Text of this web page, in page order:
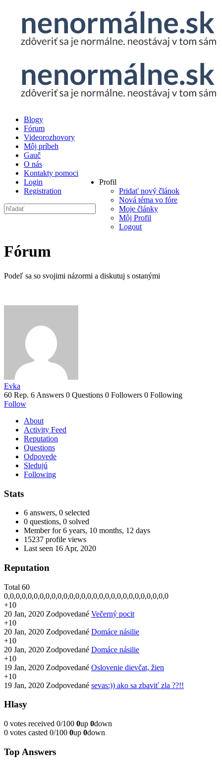
Blogy
Fórum
Videorozhovory
Môj príbeh
Gauč
O nás
Kontakty pomoci
Profil
Pridať nový článok
Nová téma vo fóre
Moje články
Môj Profil
Logout
Login
Registration
Fórum
Podeľ sa so svojimi názormi a diskutuj s ostanými
Evka
60 Rep. 6 Answers 0 Questions 0 Followers 0 Following
Follow
About
Activity Feed
Reputation
Questions
Odpovede
Sledujú
Following
Stats
6 answers, 0 selected
0 questions, 0 solved
Member for 6 years, 10 months, 12 days
15237 profile views
Last seen 16 Apr, 2020
Reputation
Total 60
0,0,0,0,0,0,0,0,0,0,0,0,0,0,0,0,0,0,0,0,0,0,0,0,0,0,0,0
+10
20 Jan, 2020 Zodpovedané Večerný pocit
+10
20 Jan, 2020 Zodpovedané Domáce násilie
+10
20 Jan, 2020 Zodpovedané Domáce násilie
+10
19 Jan, 2020 Zodpovedané Oslovenie dievčat, žien
+10
19 Jan, 2020 Zodpovedané sevas:)) ako sa zbaviť zla ??!!
Hlasy
0 votes received 0/100 0up 0down
0 votes casted 0/100 0up 0down
Top Answers